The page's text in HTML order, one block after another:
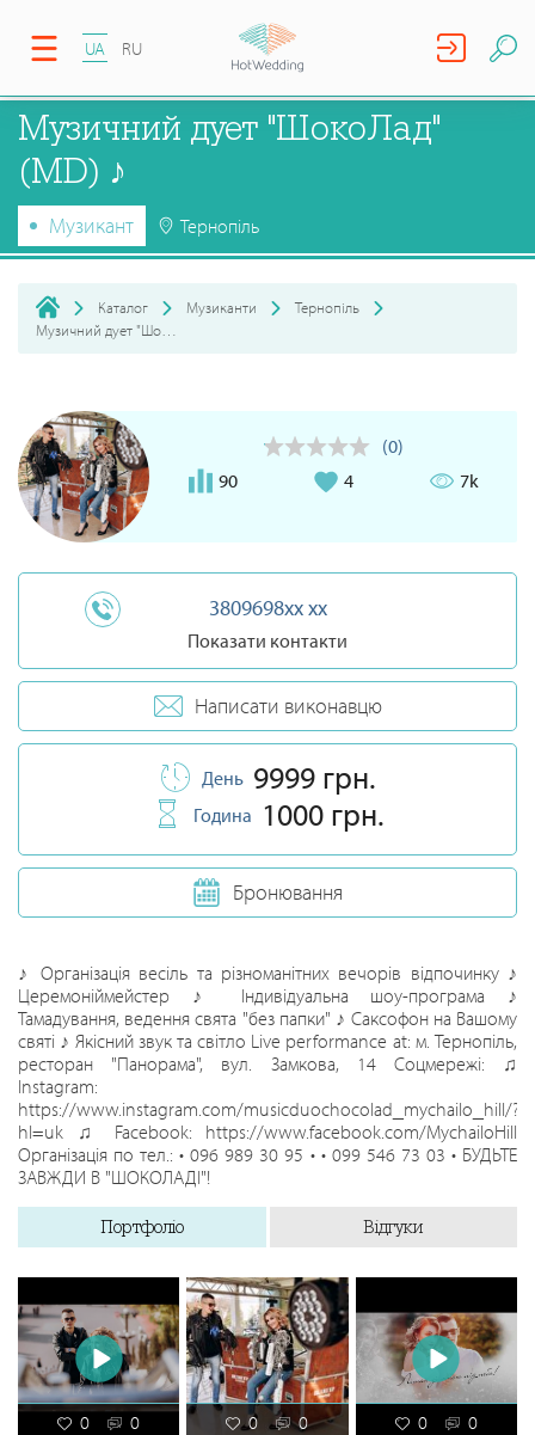
UA RU
Музичний дует "ШокоЛад"
(MD) ♪
Музикант Тернопіль
Каталог Музиканти
Тернопіль
(0)
90
4 7k
3809698xx xx
Показати контакти
Написати виконавцю
День 9999 грн.
Година 1000 грн.
Бронювання
♪ Організація весіль та різноманітних вечорів відпочинку ♪
Церемоніймейстер ♪ Індивідуальна шоу-програма ♪
Тамадування, ведення свята "без папки" ♪ Саксофон на Вашому
святі ♪ Якісний звук та світло Live performance at: м. Тернопіль,
ресторан "Панорама", вул. Замкова, 14 Соцмережі: ♫
Instagram:
https://www.instagram.com/musicduochocolad_mychailo_hill/?
hl=uk ♫ Facebook: https://www.facebook.com/MychailoHill
Організація по тел.: • 096 989 30 95 • • 099 546 73 03 • БУДЬТЕ
ЗАВЖДИ В "ШОКОЛАДІ"!
Портфоліо Відгуки
0 0 0 0 0 0